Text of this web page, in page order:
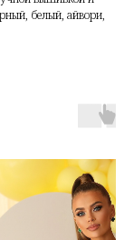
белый, айвори,